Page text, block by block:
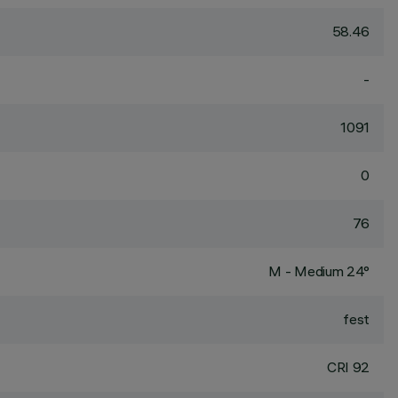
58.46
-
1091
0
76
M - Medium 24°
fest
CRI 92